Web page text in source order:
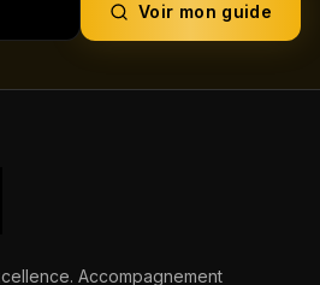
Voir mon guide
Accompagnement